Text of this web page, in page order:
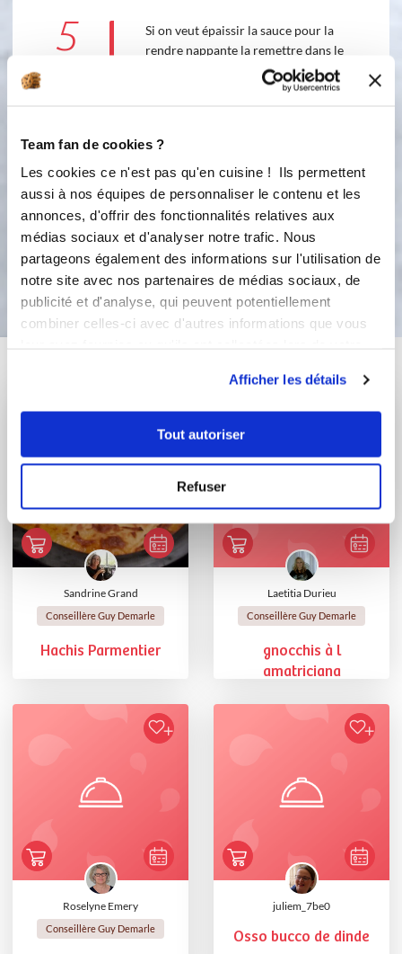
Team fan de cookies ?
Les cookies ce n'est pas qu'en cuisine ! Ils permettent
aussi à nos équipes de personnaliser le contenu et les
annonces, d'offrir des fonctionnalités relatives aux
médias sociaux et d'analyser notre trafic. Nous
partageons également des informations sur l'utilisation de
notre site avec nos partenaires de médias sociaux, de
publicité et d'analyse, qui peuvent potentiellement
combiner celles-ci avec d'autres informations que vous
Afficher les détails
Tout autoriser
Refuser
5
Si on veut épaissir la sauce pour la
rendre nappante la remettre dans le
bol, ajouter 30g de farine, mixer avec
le turbo et faire cuire 1mn 100°v3.
1min
100 °C
3
Bon appétit !
Sandrine Grand
Conseillère Guy Demarle
Hachis Parmentier
Laetitia Durieu
Conseillère Guy Demarle
gnocchis à l
amatriciana
Roselyne Emery
Conseillère Guy Demarle
juliem_7be0
Osso bucco de dinde